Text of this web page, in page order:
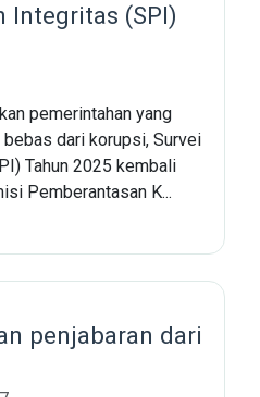
Integritas (SPI)
pemerintahan yang
bebas dari korupsi, Survei
Tahun 2025 kembali
Pemberantasan K...
penjabaran dari